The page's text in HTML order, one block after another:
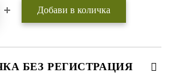
БЕЗ РЕГИСТРАЦИЯ